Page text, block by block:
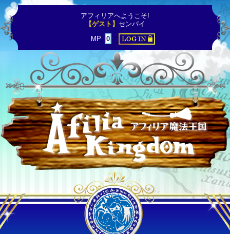
アフィリアへようこそ!
【ゲスト】 センパイ
MP
0